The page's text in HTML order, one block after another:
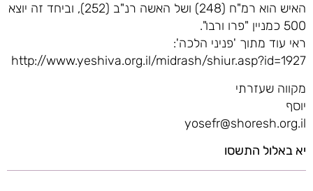
האיש הוא רמ"ח (248) ושל האשה רנ"ב (252), וביחד זה יוצא
500 כמניין "פרו ורבו".
ראי עוד מתוך 'פניני הלכה':
http://www.yeshiva.org.il/midrash/shiur.asp?id=1927
מקווה שעזרתי
יוסף
yosefr@shoresh.org.il
יא באלול התשסו